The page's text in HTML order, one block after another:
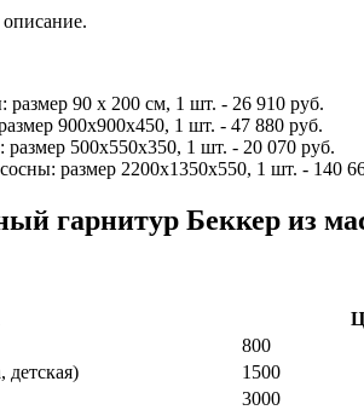
размер 90 x 200 см, 1 шт. - 26 910 руб.
900x900x450, 1 шт. - 47 880 руб.
500x550x350, 1 шт. - 20 070 руб.
размер 2200x1350x550, 1 шт. - 140
гарнитур Беккер из
800
детская)
1500
3000